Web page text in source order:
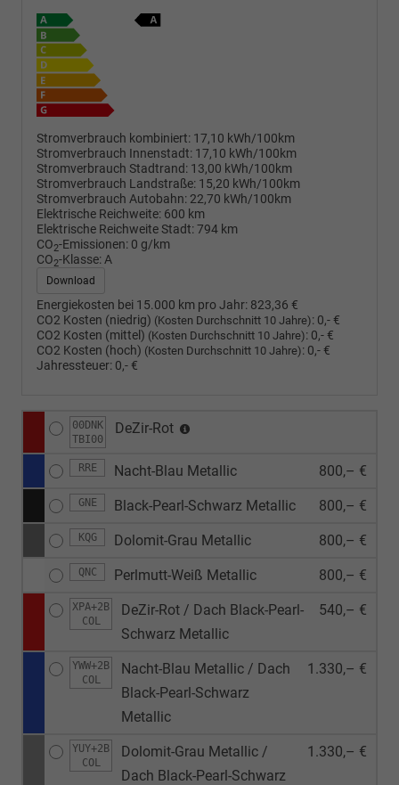
Stromverbrauch kombiniert: 17,10 kWh/100km
Stromverbrauch Innenstadt: 17,10 kWh/100km
Stromverbrauch Stadtrand: 13,00 kWh/100km
Stromverbrauch Landstraße: 15,20 kWh/100km
Stromverbrauch Autobahn: 22,70 kWh/100km
Elektrische Reichweite: 600 km
Elektrische Reichweite Stadt:794 km
CO2-Emissionen: 0 g/km
CO2-Klasse:A
Download
Energiekosten bei 15.000 km pro Jahr: 823,36 €
CO2 Kosten (niedrig) (Kosten Durchschnitt 10 Jahre): 0,- €
CO2 Kosten (mittel) (Kosten Durchschnitt 10 Jahre): 0,- €
CO2 Kosten (hoch) (Kosten Durchschnitt 10 Jahre): 0,- €
Jahressteuer: 0,- €
00DNK
TBI00
DeZir-Rot
RRE Nacht-Blau Metallic 800,– €
GNE Black-Pearl-Schwarz Metallic 800,– €
KQG Dolomit-Grau Metallic 800,– €
QNC Perlmutt-Weiß Metallic 800,– €
XPA+2B
COL
DeZir-Rot / Dach Black-Pearl-
Schwarz Metallic
540,– €
YWW+2B
COL
Nacht-Blau Metallic / Dach
Black-Pearl-Schwarz
Metallic
1.330,– €
YUY+2B
COL
Dolomit-Grau Metallic /
Dach Black-Pearl-Schwarz
1.330,– €